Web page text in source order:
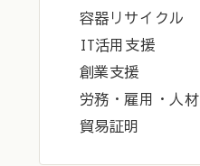
容器リサイクル
IT活用支援
創業支援
労務・雇用・人材
貿易証明